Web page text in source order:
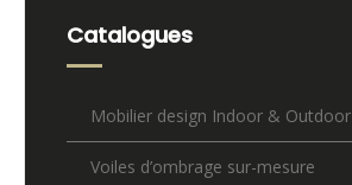
Catalogues
Mobilier design Indoor & Outdoor
Voiles d’ombrage sur-mesure